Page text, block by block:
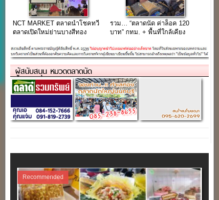
NCT MARKET ตลาดนำโชคทวี
ตลาดเปิดใหม่ย่านบางสีทอง
รวม… “ตลาดนัด ค่าล็อค 120
บาท” กทม. + พื้นที่ใกล้เคียง
ผู้สนับสนุน หมวดตลาดนัด
Recommended